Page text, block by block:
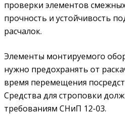
проверки элементов
прочность и устойчивость
расчалок.
Элементы монтируемого
нужно предохранять от
время перемещения
Средства для строповки
требованиям СНиП 12-03.